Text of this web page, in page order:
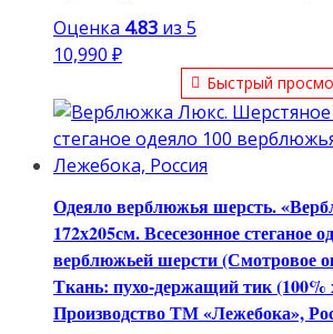
Оценка 4.83 из 5
10,990 ₽
Быстрый
Одеяло верблюжья шерсть.
172х205см. Всесезонное стеганое
верблюжьей шерсти (Смотровое
Ткань: пухо-держащий тик (100%
Производство ТМ «Лежебока»,